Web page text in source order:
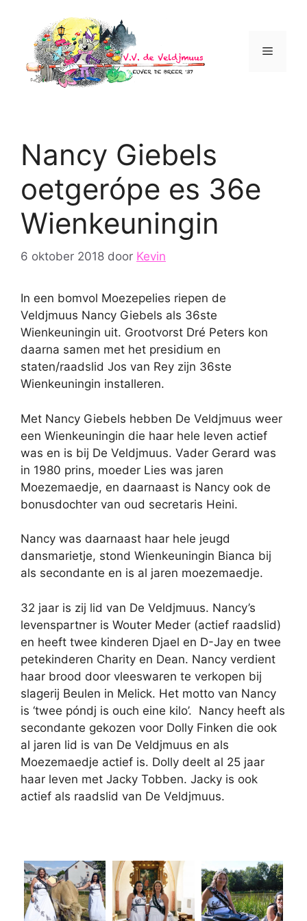
inhoud
Menu
Nancy Giebels
oetgerópe es 36e
Wienkeuningin
6 oktober 2018 door Kevin
In een bomvol Moezepelies riepen de
Veldjmuus Nancy Giebels als 36ste
Wienkeuningin uit. Grootvorst Dré Peters kon
daarna samen met het presidium en
staten/raadslid Jos van Rey zijn 36ste
Wienkeuningin installeren.
Met Nancy Giebels hebben De Veldjmuus weer
een Wienkeuningin die haar hele leven actief
was en is bij De Veldjmuus. Vader Gerard was
in 1980 prins, moeder Lies was jaren
Moezemaedje, en daarnaast is Nancy ook de
bonusdochter van oud secretaris Heini.
Nancy was daarnaast haar hele jeugd
dansmarietje, stond Wienkeuningin Bianca bij
als secondante en is al jaren moezemaedje.
32 jaar is zij lid van De Veldjmuus. Nancy’s
levenspartner is Wouter Meder (actief raadslid)
en heeft twee kinderen Djael en D-Jay en twee
petekinderen Charity en Dean. Nancy verdient
haar brood door vleeswaren te verkopen bij
slagerij Beulen in Melick. Het motto van Nancy
is ‘twee póndj is ouch eine kilo’. Nancy heeft als
secondante gekozen voor Dolly Finken die ook
al jaren lid is van De Veldjmuus en als
Moezemaedje actief is. Dolly deelt al 25 jaar
haar leven met Jacky Tobben. Jacky is ook
actief als raadslid van De Veldjmuus.